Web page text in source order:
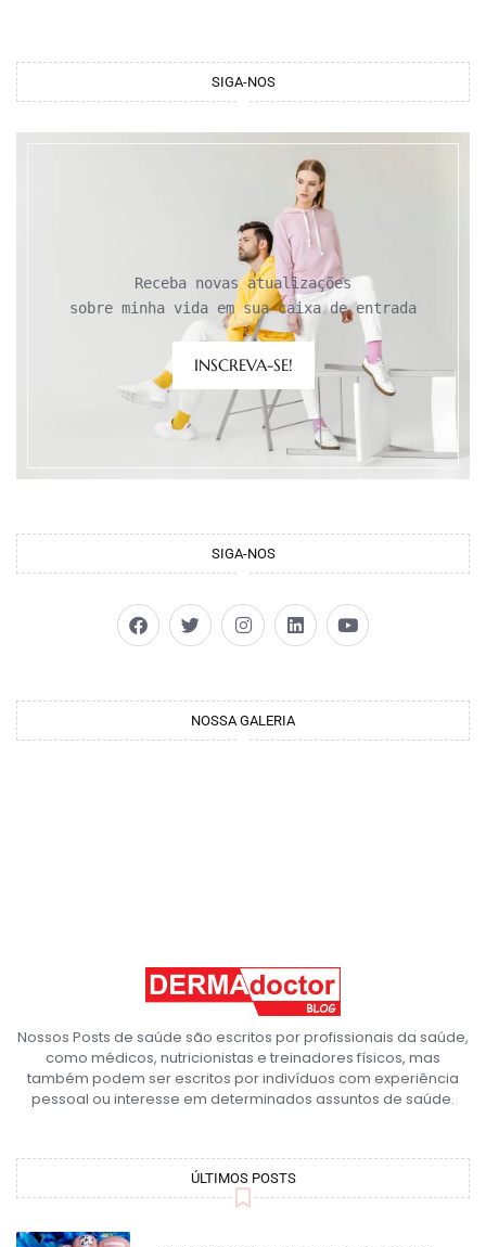
SIGA-NOS
Receba novas atualizações
sobre minha vida em sua caixa de entrada
INSCREVA-SE!
SIGA-NOS
NOSSA GALERIA
Nossos Posts de saúde são escritos por profissionais da saúde,
como médicos, nutricionistas e treinadores físicos, mas
também podem ser escritos por indivíduos com experiência
pessoal ou interesse em determinados assuntos de saúde.
ÚLTIMOS POSTS